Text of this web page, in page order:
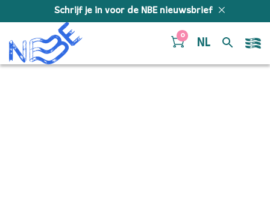
Schrijf je in voor de NBE nieuwsbrief
0
NL